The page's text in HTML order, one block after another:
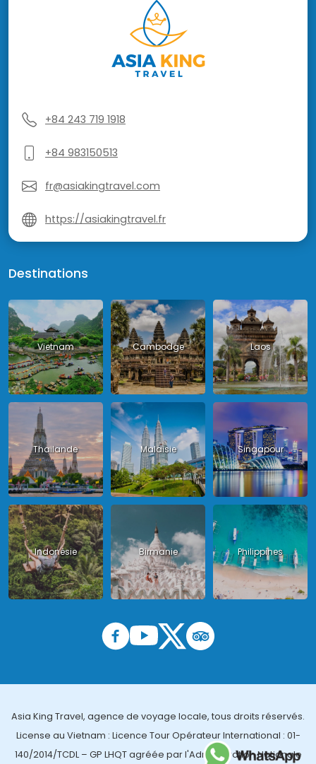
+84 243 719 1918
+84 983150513
fr@asiakingtravel.com
https://asiakingtravel.fr
Destinations
Vietnam Cambodge Laos
Thailande Malaisie Singapour
Indonésie Birmanie Philippines
Asia King Travel, agence de voyage locale, tous droits réservés.
License au Vietnam : Licence Tour Opérateur International : 01-
140/2014/TCDL – GP LHQT agréée par l'Administration Nationale